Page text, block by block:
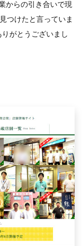
からの引き合いで現
つけたと言っていま
がとうございまし